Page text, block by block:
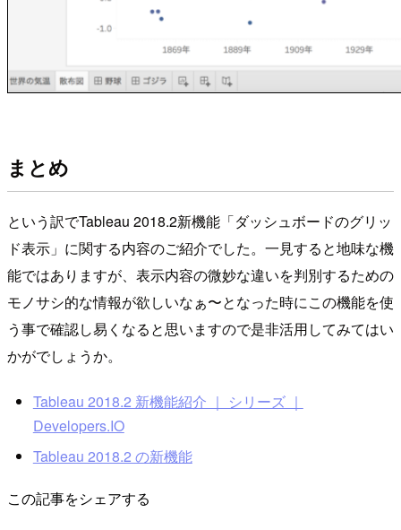
まとめ
という訳でTableau 2018.2新機能「ダッシュボードのグリッ
ド表示」に関する内容のご紹介でした。一見すると地味な機
能ではありますが、表示内容の微妙な違いを判別するための
モノサシ的な情報が欲しいなぁ〜となった時にこの機能を使
う事で確認し易くなると思いますので是非活用してみてはい
かがでしょうか。
Tableau 2018.2 新機能紹介 ｜ シリーズ ｜
Developers.IO
Tableau 2018.2 の新機能
この記事をシェアする